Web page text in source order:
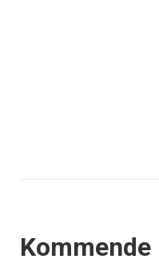
Events
Kommende